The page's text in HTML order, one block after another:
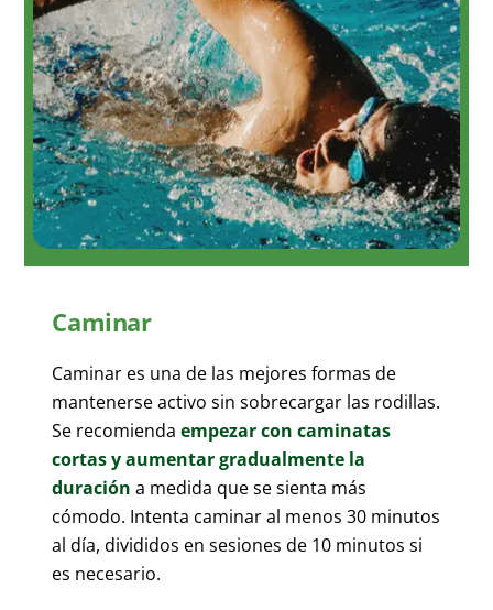
Caminar
Caminar es una de las mejores formas de
mantenerse activo sin sobrecargar las rodillas.
Se recomiendaempezar con caminatas
cortas y aumentar gradualmente la
duración a medida que se sienta más
cómodo. Intenta caminar al menos 30 minutos
al día, divididos en sesiones de 10 minutos si
es necesario.